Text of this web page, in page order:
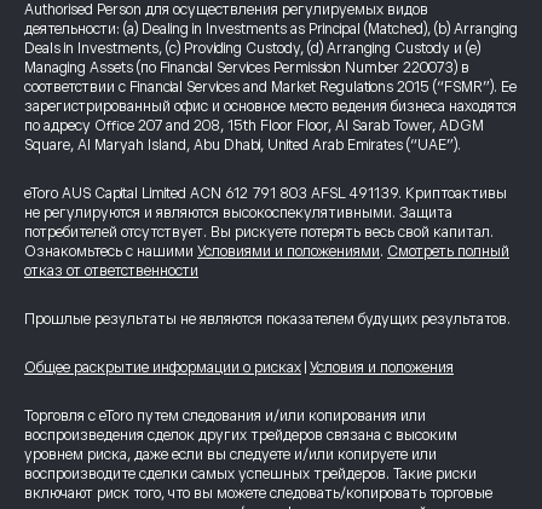
Authorised Person для осуществления регулируемых видов
деятельности: (a) Dealing in Investments as Principal (Matched), (b) Arranging
Deals in Investments, (c) Providing Custody, (d) Arranging Custody и (e)
Managing Assets (по Financial Services Permission Number 220073) в
соответствии с Financial Services and Market Regulations 2015 (“FSMR”). Ее
зарегистрированный офис и основное место ведения бизнеса находятся
по адресу Office 207 and 208, 15th Floor Floor, Al Sarab Tower, ADGM
Square, Al Maryah Island, Abu Dhabi, United Arab Emirates (“UAE”).
eToro AUS Capital Limited ACN 612 791 803 AFSL 491139. Криптоактивы
не регулируются и являются высокоспекулятивными. Защита
потребителей отсутствует. Вы рискуете потерять весь свой капитал.
Ознакомьтесь с нашими Условиями и положениями. Смотреть полный
отказ от ответственности
Прошлые результаты не являются показателем будущих результатов.
Общее раскрытие информации о рисках Условия и положения
Торговля с eToro путем следования и/или копирования или
воспроизведения сделок других трейдеров связана с высоким
уровнем риска, даже если вы следуете и/или копируете или
воспроизводите сделки самых успешных трейдеров. Такие риски
включают риск того, что вы можете следовать/копировать торговые